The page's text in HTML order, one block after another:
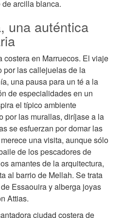
arcilla blanca.
una auténtica
costera en Marruecos. El viaje
por las callejuelas de la
una pausa para un té a la
de especialidades en un
el típico ambiente
por las murallas, diríjase a la
se esfuerzan por domar las
una visita, aunque sólo
de los pescadores de
amantes de la arquitectura,
al barrio de Mellah. Se trata
Essaouira y alberga joyas
Attias.
ciudad costera de